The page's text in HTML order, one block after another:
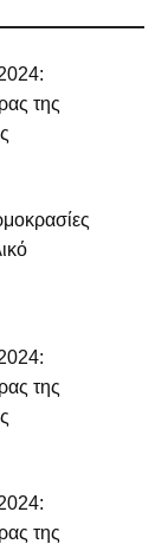
της
της
της